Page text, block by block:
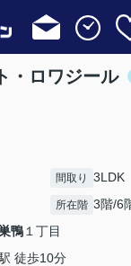
・ロワジール
間取り 3LDK
所在階 3階/6
鴨 １丁目
徒歩10分